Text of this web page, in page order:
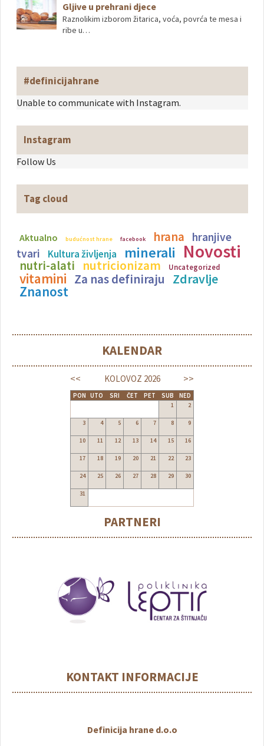
Gljive u prehrani djece
Raznolikim izborom žitarica, voća, povrća te mesa i
ribe u…
#definicijahrane
Unable to communicate with Instagram.
Instagram
Follow Us
Tag cloud
Aktualno budućnost hrane facebook hrana
hranjive
tvari
Kultura življenja minerali Novosti
nutri-alati nutricionizam Uncategorized
vitamini Za nas definiraju Zdravlje
Znanost
KALENDAR
<< >>
KOLOVOZ 2026
PON UTO SRI ČET PET SUB NED
1 2
3 4 5 6 7 8 9
10 11 12 13 14 15 16
17 18 19 20 21 22 23
24 25 26 27 28 29 30
31
PARTNERI
KONTAKT INFORMACIJE
Definicija hrane d.o.o